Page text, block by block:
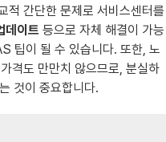
적 간단한 문제로 서비스센터를
데이트 등으로 자체 해결이 가능
팁이 될 수 있습니다. 또한, 노
격도 만만치 않으므로, 분실하
것이 중요합니다.